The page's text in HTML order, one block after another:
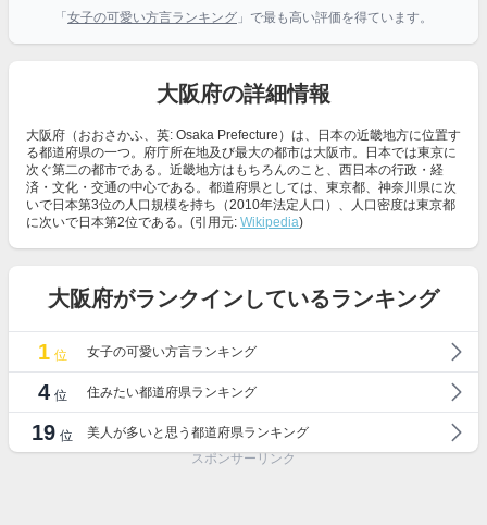
「 女子の可愛い方言ランキング 」で最も高い評価を得ています。
大阪府の詳細情報
大阪府（おおさかふ、英: Osaka Prefecture）は、日本の近畿地方に位置す
る都道府県の一つ。府庁所在地及び最大の都市は大阪市。日本では東京に
次ぐ第二の都市である。近畿地方はもちろんのこと、西日本の行政・経
済・文化・交通の中心である。都道府県としては、東京都、神奈川県に次
いで日本第3位の人口規模を持ち（2010年法定人口）、人口密度は東京都
に次いで日本第2位である。(引用元: Wikipedia)
大阪府がランクインしているランキング
1 位 女子の可愛い方言ランキング
4 位 住みたい都道府県ランキング
19 位
美人が多いと思う都道府県ランキング
スポンサーリンク